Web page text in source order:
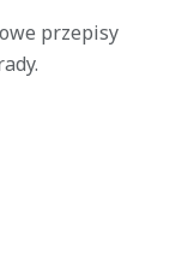
przepisy